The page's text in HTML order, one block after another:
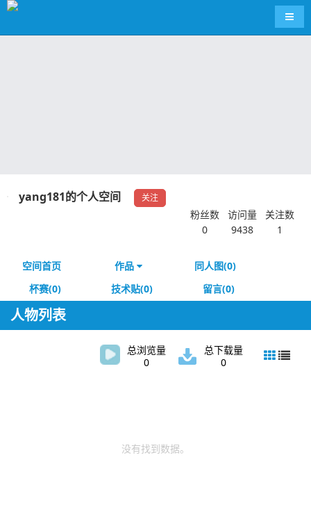
导航
yang181的个人空间 关注
粉丝数
0
访问量
9438
关注数
1
空间首页 作品
同人图(0)
杯赛(0)
技术贴(0) 留言(0)
人物列表
总浏览量
0
总下载量
0
没有找到数据。